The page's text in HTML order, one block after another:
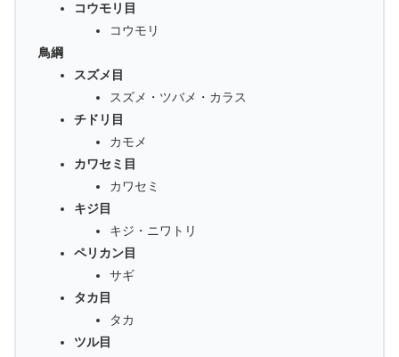
コウモリ目
コウモリ
鳥綱
スズメ目
スズメ・ツバメ・カラス
チドリ目
カモメ
カワセミ目
カワセミ
キジ目
キジ・ニワトリ
ペリカン目
サギ
タカ目
タカ
ツル目